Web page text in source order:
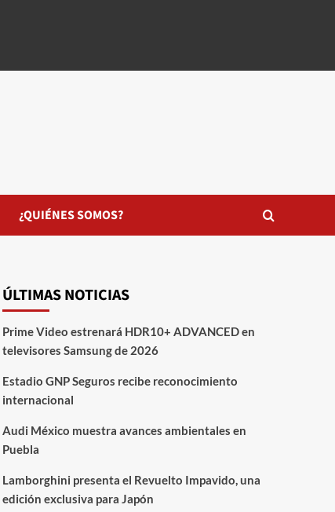
¿QUIÉNES SOMOS?
ÚLTIMAS NOTICIAS
Prime Video estrenará HDR10+ ADVANCED en
televisores Samsung de 2026
Estadio GNP Seguros recibe reconocimiento
internacional
Audi México muestra avances ambientales en
Puebla
Lamborghini presenta el Revuelto Impavido, una
edición exclusiva para Japón